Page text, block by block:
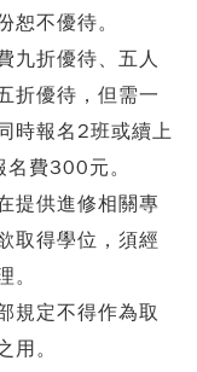
恕不優待。
九折優待、五人
折優待，但需一
時報名2班或續上
費300元。
提供進修相關專
取得學位，須經
。
規定不得作為取
用。